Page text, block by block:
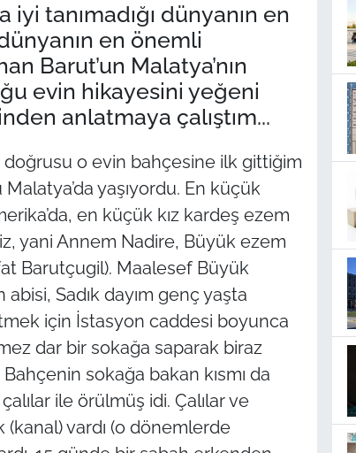
iyi tanımadığı dünyanın en
en önemli
Barut’un Malatya’nın
evin hikayesini yeğeni
anlatmaya çalıştım...
doğrusu o evin bahçesine ilk gittiğim
yaşıyordu. En küçük
en küçük kız kardeş ezem
yani Annem Nadire, Büyük ezem
Barutçugil). Maalesef Büyük
Sadık dayım genç yaşta
için İstasyon caddesi boyunca
dar bir sokağa saparak biraz
Bahçenin sokağa bakan kısmı da
ile örülmüş idi. Çalılar ve
(kanal) vardı (o dönemlerde